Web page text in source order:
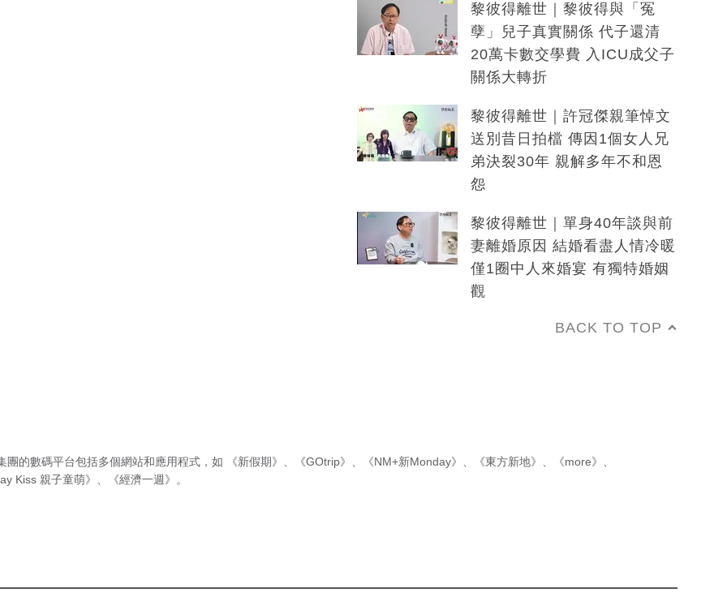
黎彼得離世｜黎彼得與「冤
孽」兒子真實關係 代子還清
20萬卡數交學費 入ICU成父子
關係大轉折
黎彼得離世｜許冠傑親筆悼文
送別昔日拍檔 傳因1個女人兄
弟決裂30年 親解多年不和恩
怨
黎彼得離世｜單身40年談與前
妻離婚原因 結婚看盡人情冷暖
僅1圈中人來婚宴 有獨特婚姻
觀
BACK TO TOP
團的數碼平台包括多個網站和應用程式，如 《新假期》 《GOtrip》 《NM+新Monday》 《東方新地》 《more》
Kiss 親子童萌》
《經濟一週》 。